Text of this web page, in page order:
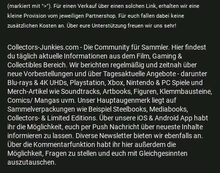
(markiert mit ">"). Für einen Verkauf über einen solchen Link, erhalten wir eine
kleine Provision vom jeweiligen Partnershop. Für euch fallen dabei keine
zusätzlichen Kosten an. Über eure Unterstützung freuen wir uns sehr!
Collectors-Junkies.com - Die Community für Sammler. Hier findest
du täglich aktuelle Informationen aus dem Film, Gaming &
Collectibles Bereich. Wir berichten regelmäßig und zeitnah über
neue Vorbestellungen und über Tagesaktuelle Angebote - darunter
Blu-rays & 4K UHDs, Playstation, Xbox, Nintendo & PC Spiele und
Merch-Artikel wie Soundtracks, Artbooks, Figuren, Klemmbausteine,
Comics/ Mangas uvm. Unser Hauptaugenmerk liegt auf
Sammelverpackungen wie Beispiel Steelbooks, Mediabooks,
Collectors- & Limited Editions. Über unsere iOS & Android App habt
ihr die Möglichkeit, euch per Push Nachricht über neueste Inhalte
informieren zu lassen. Diverse Newsletter bieten wir ebenfalls an.
Über die Kommentarfunktion habt ihr hier außerdem die
Möglichkeit, Fragen zu stellen und euch mit Gleichgesinnten
auszutauschen.